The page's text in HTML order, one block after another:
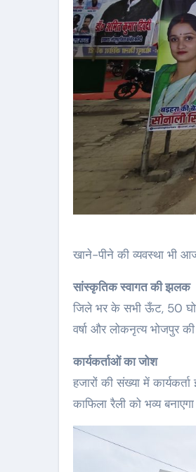
खाने-पीने की व्यवस्था भी
सांस्कृतिक स्वागत की झलक
जिले भर के सभी ऊँट, 50
वर्षा और लोकनृत्य भोजपुर
कार्यकर्ताओं का जोश
हजारों की संख्या में
काफिला रैली को भव्य